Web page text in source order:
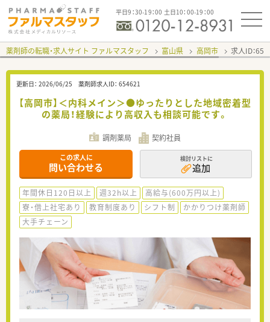
平日9：30-19：00 土日10：00-19：00
薬剤師の転職・求人サイト ファルマスタッフ 富山県 高岡市 求人ID：
更新日： 2026/06/25 薬剤師求人ID： 654621
【高岡市】＜内科メイン＞●ゆったりとした地域密着型
の薬局！経験により高収入も相談可能です。
調剤薬局 契約社員
この求人に
問い合わせる
検討リストに
追加
年間休日120日以上 週32h以上
高給与(600万円以上)
寮・借上社宅あり
教育制度あり シフト制
かかりつけ薬剤師
大手チェーン